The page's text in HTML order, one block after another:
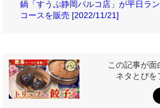
鍋「すうぷ静岡パルコ店」が平日ラ
コースを販売 [2022/11/21]
この記事が面
ネタとぴを